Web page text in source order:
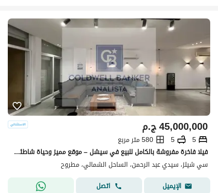
ج.م45,000,000
5
5
580 متر مربع
فيلا فاخرة مفروشة بالكامل للبيع في سيشل – موقع مميز وحياة شاطئية راقية
سي شيلز، سيدي عبد الرحمن، الساحل الشمالي، مطروح
الإيميل
اتصل